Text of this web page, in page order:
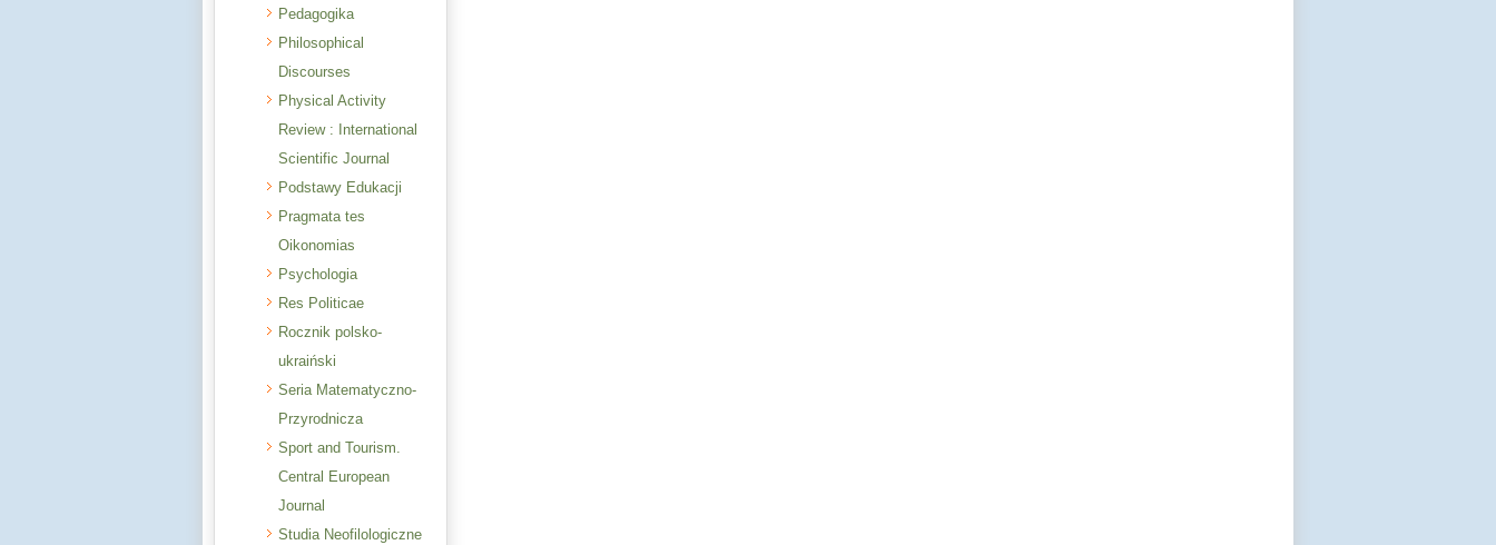
Pedagogika
Philosophical
Discourses
Physical Activity
Review : International
Scientific Journal
Podstawy Edukacji
Pragmata tes
Oikonomias
Psychologia
Res Politicae
Rocznik polsko-
ukraiński
Seria Matematyczno-
Przyrodnicza
Sport and Tourism.
Central European
Journal
Studia Neofilologiczne